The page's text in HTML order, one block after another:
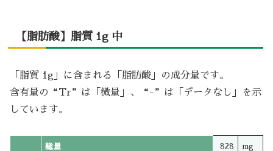
【脂肪酸】脂質 1g 中
「脂質 1g」に含まれる「脂肪酸」の成分量です。
含有量の“Tr”は「微量」、“-”は「データなし」を示
しています。
総量 828 mg